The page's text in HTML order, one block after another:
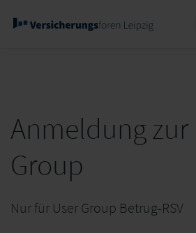
Anmeldung zur
Group
Nur für User Group Betrug-RSV